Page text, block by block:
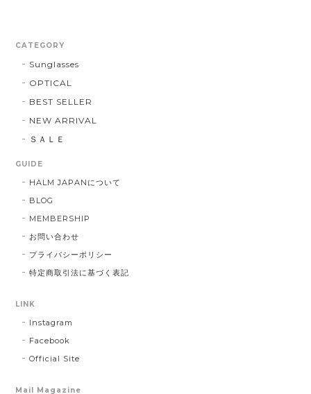
CATEGORY
Sunglasses
OPTICAL
BEST SELLER
NEW ARRIVAL
ＳＡＬＥ
GUIDE
HALM JAPANについて
BLOG
MEMBERSHIP
お問い合わせ
プライバシーポリシー
特定商取引法に基づく表記
LINK
Instagram
Facebook
Official Site
Mail Magazine